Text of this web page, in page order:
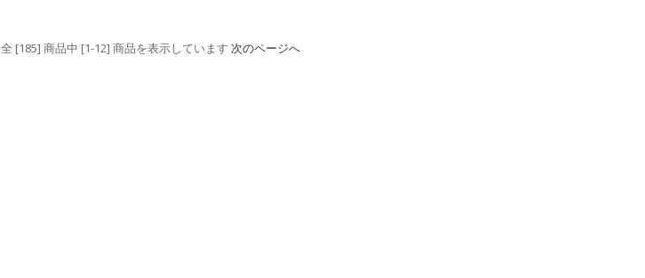
全 [185] 商品中 [1-12] 商品を表示しています 次のページへ